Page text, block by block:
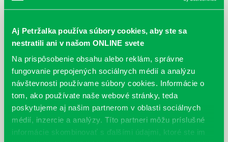
Aj Petržalka používa súbory cookies, aby ste sa
nestratili ani v našom ONLINE svete
Na prispôsobenie obsahu alebo reklám, správne
fungovanie prepojených sociálnych médií a analýzu
návštevnosti používame súbory cookies. Informácie o
tom, ako používate naše webové stránky, teda
poskytujeme aj našim partnerom v oblasti sociálnych
médií, inzercie a analýzy. Títo partneri môžu príslušné
informácie skombinovať s ďalšími údajmi, ktoré ste im